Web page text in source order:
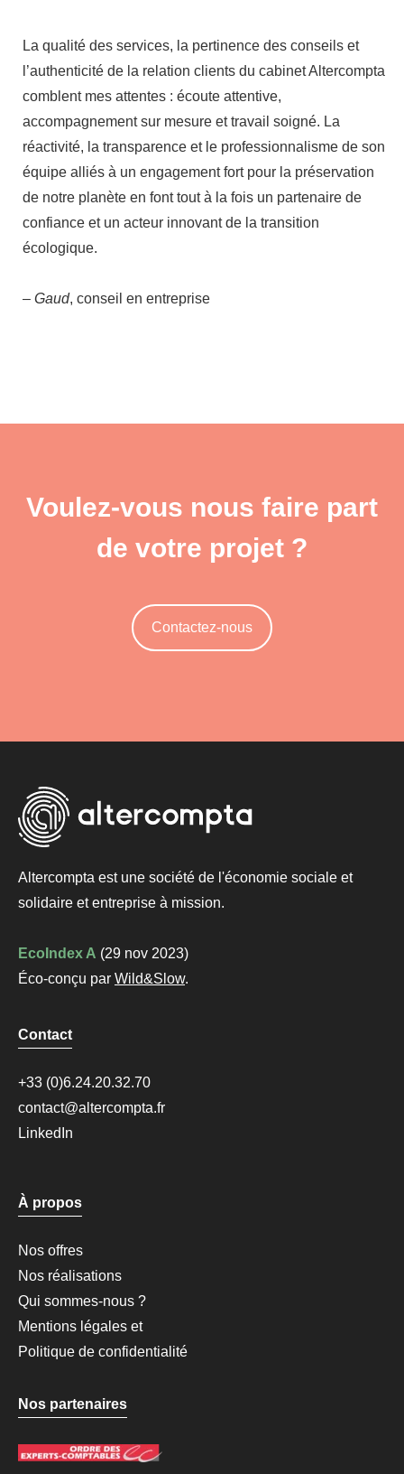
La qualité des services, la pertinence des conseils et
l’authenticité de la relation clients du cabinet Altercompta
comblent mes attentes : écoute attentive,
accompagnement sur mesure et travail soigné. La
réactivité, la transparence et le professionnalisme de son
équipe alliés à un engagement fort pour la préservation
de notre planète en font tout à la fois un partenaire de
confiance et un acteur innovant de la transition
écologique.
– Gaud, conseil en entreprise
Voulez-vous nous faire part
de votre projet ?
Contactez-nous
Altercompta est une société de l'économie sociale et
solidaire etentreprise à mission.
EcoIndex A (29 nov 2023)
Éco-conçu par Wild&Slow.
Contact
+33 (0)6.24.20.32.70
contact@altercompta.fr
LinkedIn
À propos
Nos offres
Nos réalisations
Qui sommes-nous ?
Mentions légales et
Politique de confidentialité
Nos partenaires